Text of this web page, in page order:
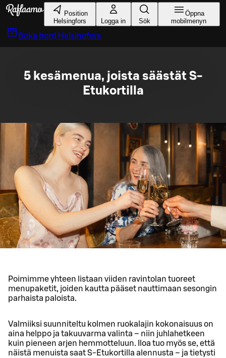
Gå till huvudinnehållet
Position
Helsingfors
Logga in Sök
Öppna
mobilmenyn
Boka bord Helsingfors
5 kesämenua, joista säästät S-
Etukortilla
Poimimme yhteen listaan viiden ravintolan tuoreet
menupaketit, joiden kautta pääset nauttimaan sesongin
parhaista paloista.
Valmiiksi suunniteltu kolmen ruokalajin kokonaisuus on
aina helppo ja takuuvarma valinta – niin juhlahetkeen
kuin pieneen arjen hemmotteluun. Iloa tuo myös se, että
näistä menuista saat S-Etukortilla alennusta – ja tietysti